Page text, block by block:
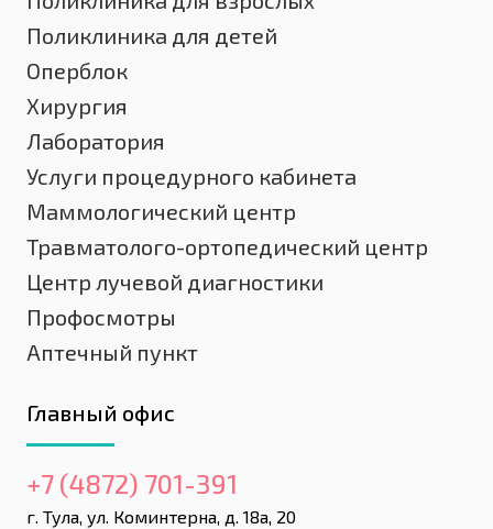
Поликлиника для детей
Оперблок
Хирургия
Лаборатория
Услуги процедурного кабинета
Маммологический центр
Травматолого-ортопедический центр
Центр лучевой диагностики
Профосмотры
Аптечный пункт
Главный офис
+7 (4872) 701-391
г. Тула, ул. Коминтерна, д. 18а, 20